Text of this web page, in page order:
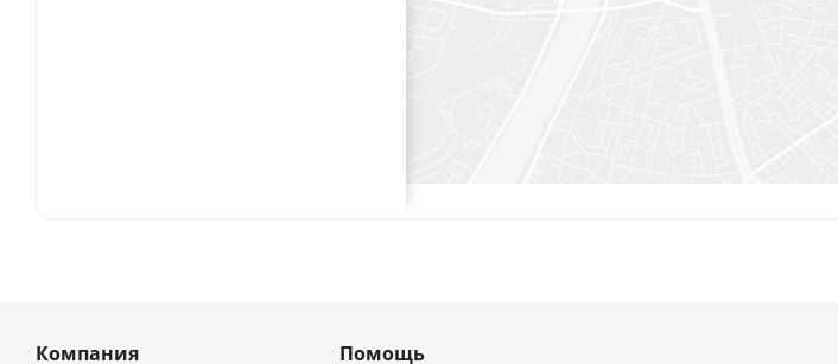
Компания Помощь